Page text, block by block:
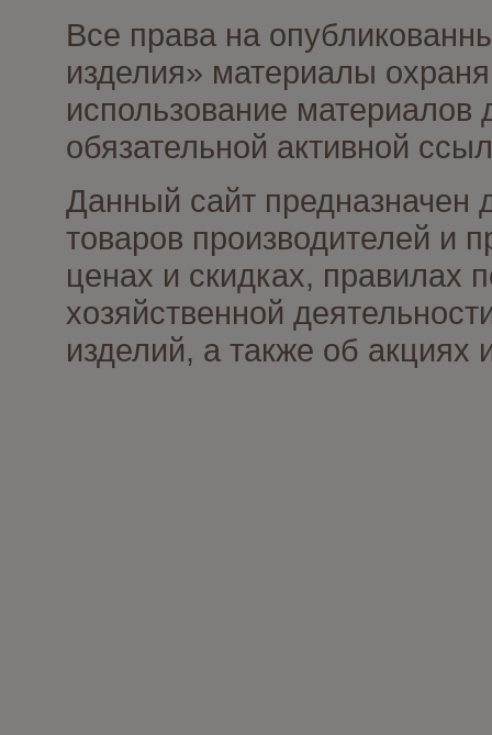
Все права на
изделия» материалы
использование материалов
обязательной активной
Данный сайт предназначен
товаров производителей и
ценах и скидках, правилах
хозяйственной
изделий, а также об